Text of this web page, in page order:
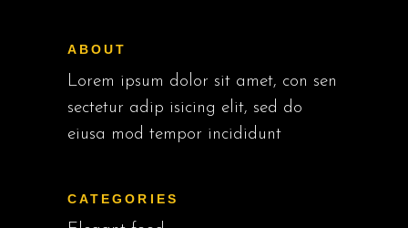
ABOUT
Lorem ipsum dolor sit amet, con sen
sectetur adip isicing elit, sed do
eiusa mod tempor incididunt
CATEGORIES